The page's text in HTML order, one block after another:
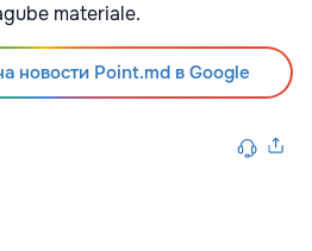
materiale.
новости Point.md в Google